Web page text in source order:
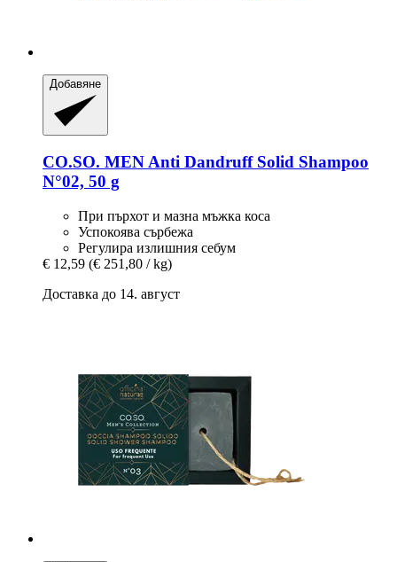
Добавяне
CO.SO. MEN Anti Dandruff Solid Shampoo
N°02, 50 g
При пърхот и мазна мъжка коса
Успокоява сърбежа
Регулира излишния себум
€ 12,59 (€ 251,80 / kg)
Доставка до 14. август